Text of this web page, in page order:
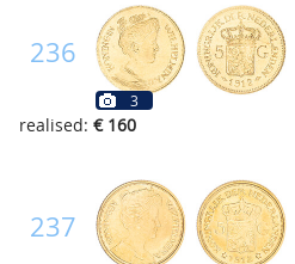
236
3
realised: € 160
237